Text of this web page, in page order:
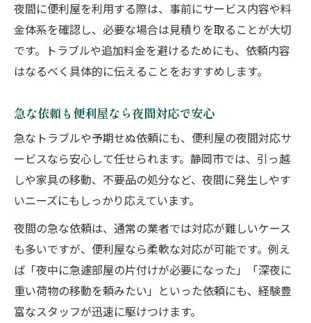
夜間に便利屋を利用する際は、事前にサービス内容や料
金体系を確認し、必要な場合は見積りを取ることが大切
です。トラブルや追加料金を避けるためにも、依頼内容
はなるべく具体的に伝えることをおすすめします。
急な依頼も便利屋なら夜間対応で安心
急なトラブルや予期せぬ依頼にも、便利屋の夜間対応サ
ービスなら安心して任せられます。静岡市では、引っ越
しや家具の移動、不要品の処分など、夜間に発生しやす
いニーズにもしっかり応えています。
夜間の急な依頼は、通常の業者では対応が難しいケース
も多いですが、便利屋なら柔軟な対応が可能です。例え
ば「夜中に急遽部屋の片付けが必要になった」「深夜に
重い荷物の移動を頼みたい」といった依頼にも、経験豊
富なスタッフが迅速に駆けつけます。